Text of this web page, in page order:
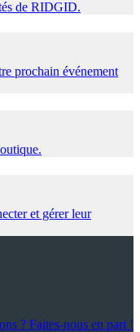
de RIDGID.
prochain événement
et gérer leur
? Faites-nous en part !